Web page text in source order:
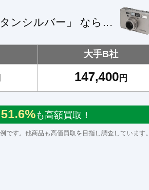
ンシルバー」 なら…
大手B社
147,400円
51.6%も高額買取！
す。他商品も高価買取を目指し調査しています。